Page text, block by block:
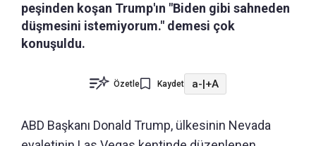
peşinden koşan Trump'ın "Biden gibi sahneden
düşmesini istemiyorum." demesi çok
konuşuldu.
Özetle Kaydet a-|+A
ABD Başkanı Donald Trump, ülkesinin Nevada